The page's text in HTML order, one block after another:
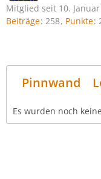
Mitglied seit 10.
Beiträge 258 Punkte
Pinnwand
Es wurden noch